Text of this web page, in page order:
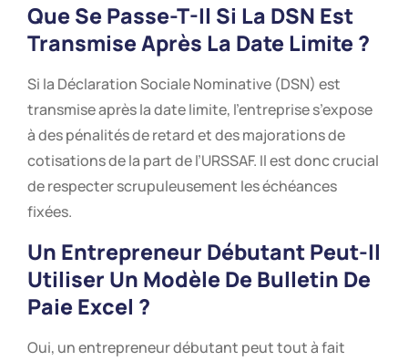
Que Se Passe-T-Il Si La DSN Est
Transmise Après La Date Limite ?
Si la Déclaration Sociale Nominative (DSN) est
transmise après la date limite, l’entreprise s’expose
à des pénalités de retard et des majorations de
cotisations de la part de l’URSSAF. Il est donc crucial
de respecter scrupuleusement les échéances
fixées.
Un Entrepreneur Débutant Peut-Il
Utiliser Un Modèle De Bulletin De
Paie Excel ?
Oui, un entrepreneur débutant peut tout à fait